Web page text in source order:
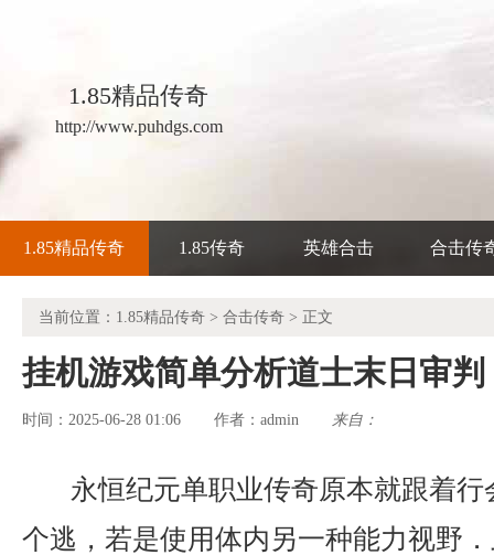
1.85精品传奇
http://www.puhdgs.com
1.85精品传奇 1.85传奇 英雄合击 合击传
当前位置： 1.85精品传奇 > 合击传奇 > 正文
挂机游戏简单分析道士末日审判
时间：2025-06-28 01:06 作者： admin 来自：
永恒纪元单职业传奇原本就跟着
个逃，若是使用体内另一种能力视野